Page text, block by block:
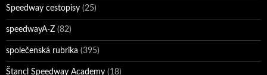
Speedway cestopisy (25)
speedwayA-Z (82)
společenská rubrika (395)
Štancl Speedway Academy (18)